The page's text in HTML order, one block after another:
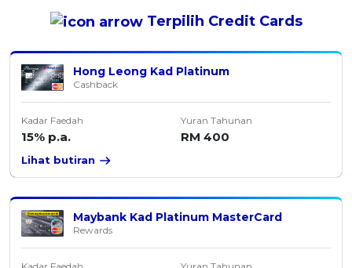
Terpilih Credit Cards
Hong Leong Kad Platinum
Cashback
Kadar Faedah
15% p.a.
Yuran Tahunan
RM 400
Lihat butiran
Maybank Kad Platinum MasterCard
Rewards